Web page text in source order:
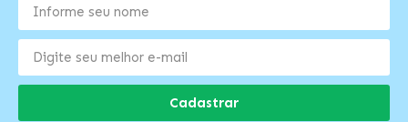
Cadastrar